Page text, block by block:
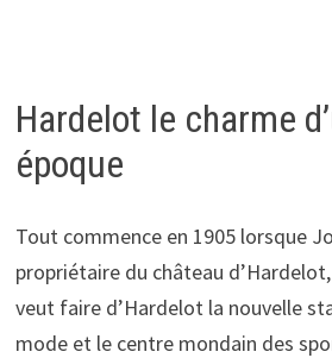
Hardelot le charme
époque
Tout commence en 1905 lorsque
propriétaire du château
veut faire d’Hardelot la nouvelle
mode et le centre mondain des